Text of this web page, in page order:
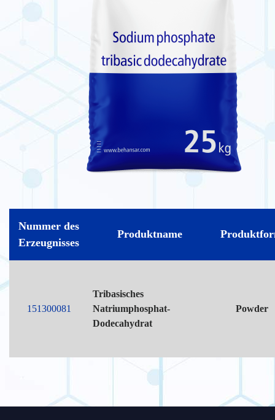
Nummer des
Erzeugnisses
Produktname
151300081
Tribasisches
Natriumphosphat-
Dodecahydrat
Powder